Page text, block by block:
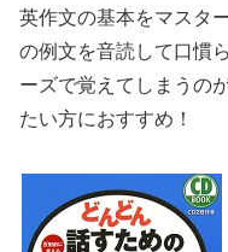
英作文の基本をマスタ
の例文を音読して口慣
ーズで覚えてしまうの
たい方におすすめ！